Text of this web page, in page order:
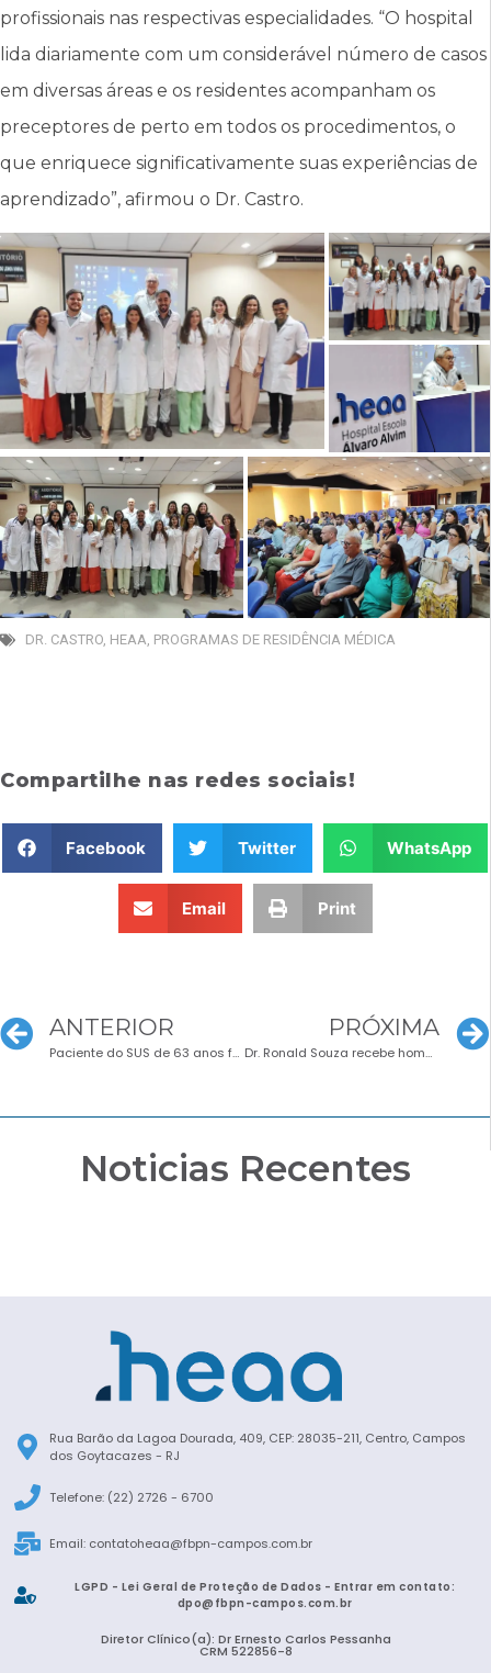
profissionais nas respectivas especialidades. “O hospital
lida diariamente com um considerável número de casos
em diversas áreas e os residentes acompanham os
preceptores de perto em todos os procedimentos, o
que enriquece significativamente suas experiências de
aprendizado”, afirmou o Dr. Castro.
DR. CASTRO, HEAA, PROGRAMAS DE RESIDÊNCIA MÉDICA
Compartilhe nas redes sociais!
Facebook Twitter WhatsApp
Email Print
ANTERIOR
Paciente do SUS de 63 anos foi o primeiro beneficiado com transplante de córnea no Álvaro Alvim
PRÓXIMA
Dr. Ronald Souza recebe homenagem no Centro Cirúrgio do HEAA
Noticias Recentes
Rua Barão da Lagoa Dourada, 409, CEP: 28035-211, Centro, Campos
dos Goytacazes - RJ
Telefone: (22) 2726 - 6700
Email: contatoheaa@fbpn-campos.com.br
LGPD - Lei Geral de Proteção de Dados - Entrar em contato:
dpo@fbpn-campos.com.br
Diretor Clínico(a): Dr Ernesto Carlos Pessanha
CRM 522856-8